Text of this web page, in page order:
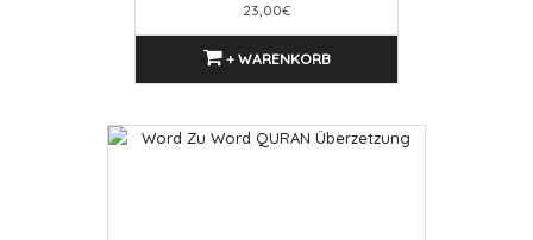
23,00€
+ WARENKORB